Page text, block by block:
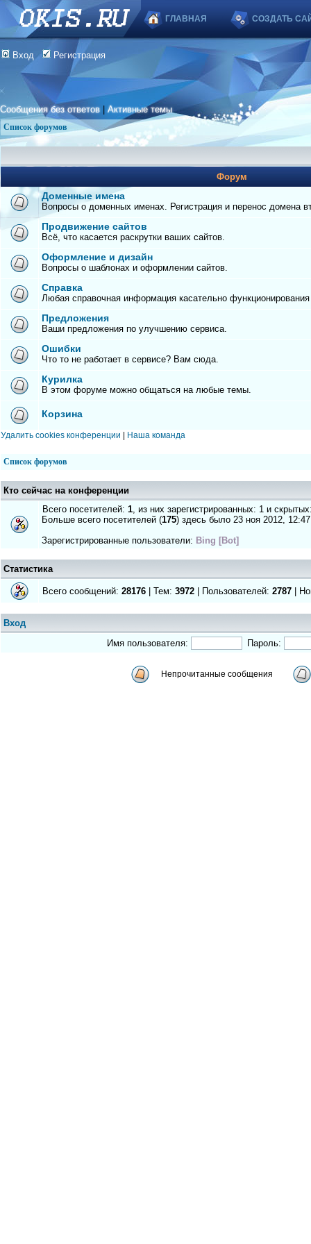
ГЛАВНАЯ СОЗДАТЬ
Вход Регистрация
Сообщения без ответов |Активные темы
Список форумов
Форум
Доменные имена
Вопросы о доменных именах. Регистрация и перенос домена
Продвижение сайтов
Всё, что касается раскрутки ваших сайтов.
Оформление и дизайн
Вопросы о шаблонах и оформлении сайтов.
Справка
Любая справочная информация касательно
Предложения
Ваши предложения по улучшению сервиса.
Ошибки
Что то не работает в сервисе? Вам сюда.
Курилка
В этом форуме можно общаться на любые темы.
Корзина
Удалить cookies конференции Наша команда
Список форумов
Кто сейчас на конференции
Всего посетителей: 1, из них зарегистрированных: 1 и
Больше всего посетителей (175) здесь было 23 ноя 2012, 12:47
Зарегистрированные пользователи: Bing [Bot]
Статистика
Всего сообщений: 28176 | Тем: 3972 | Пользователей: 2787 |
Вход
Имя пользователя:
Пароль:
Непрочитанные сообщения